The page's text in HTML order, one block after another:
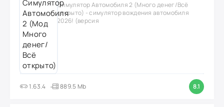
Симулятор Автомобиля 2 (Много денег/Всё
открыто) - симулятор вождения автомобиля
2026! (версия
1.63.4 889.5 Mb 8.1